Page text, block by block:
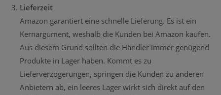
Lieferzeit
Amazon garantiert eine schnelle Lieferung. Es ist ein
Kernargument, weshalb die Kunden bei Amazon kaufen.
Aus diesem Grund sollten die Händler immer genügend
Produkte in Lager haben. Kommt es zu
Lieferverzögerungen, springen die Kunden zu anderen
Anbietern ab, ein leeres Lager wirkt sich direkt auf den